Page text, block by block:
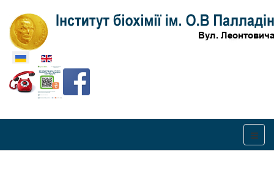
Оберіть свою мову